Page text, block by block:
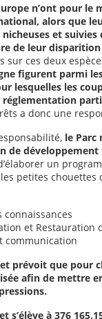
n’ont pour
alors que
et
de leur
sur ces deux
figurent parmi
lesquelles les
a donc une
le
de développement
un
petites chouettes
et Restauration
communication
prévoit que pour
afin de mettre
s’élève à 376